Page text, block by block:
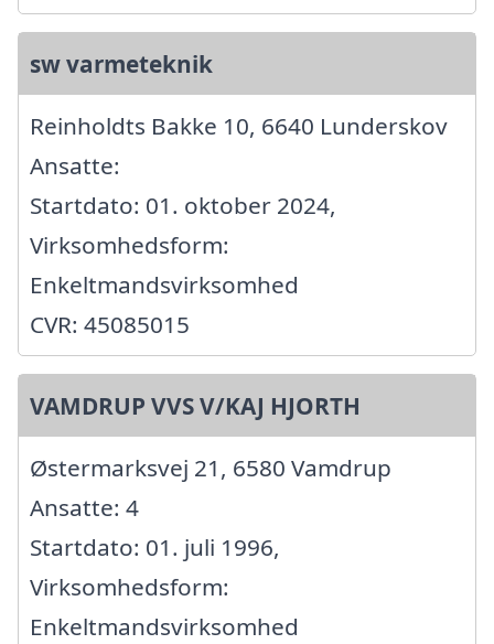
sw varmeteknik
Reinholdts Bakke 10, 6640 Lunderskov
Ansatte:
Startdato: 01. oktober 2024,
Virksomhedsform:
Enkeltmandsvirksomhed
CVR: 45085015
VAMDRUP VVS V/KAJ HJORTH
Østermarksvej 21, 6580 Vamdrup
Ansatte: 4
Startdato: 01. juli 1996,
Virksomhedsform:
Enkeltmandsvirksomhed